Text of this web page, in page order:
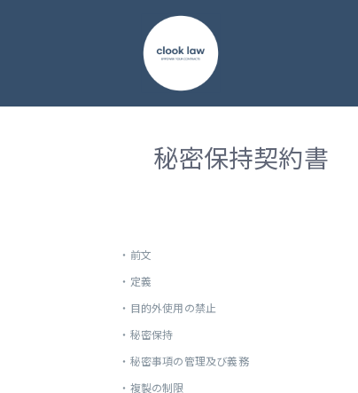
秘密保持契約書
・ 前文
・ 定義
・ 目的外使用の禁止
・ 秘密保持
・ 秘密事項の管理及び義務
・ 複製の制限